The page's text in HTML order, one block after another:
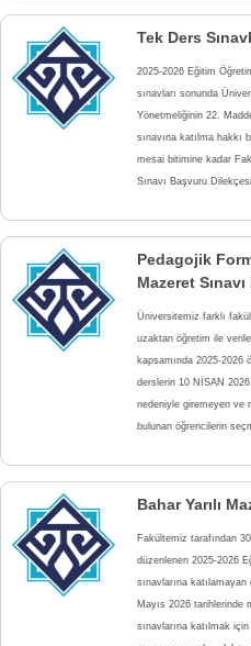
KURUMSAL
BÖLÜMLER
ÖĞRENCİ
KALİTE
TOPLUMSAL KATKI
Tek Ders
2025-2026 Eğitim
sınavları sonunda
Yönetmeliğinin 22.
sınavına katılma hakkı
mesai bitimine kadar
Sınavı Başvuru
Pedagojik
Mazeret
Üniversitemiz farklı
uzaktan öğretim ile
kapsamında 2025-2026
derslerin 10 NİSAN
nedeniyle giremeyen ve
bulunan öğrencilerin
Bahar Yarılı
Fakültemiz tarafından
düzenlenen 2025-2026
sınavlarına
Mayıs 2026 tarihlerinde
sınavlarına katılmak